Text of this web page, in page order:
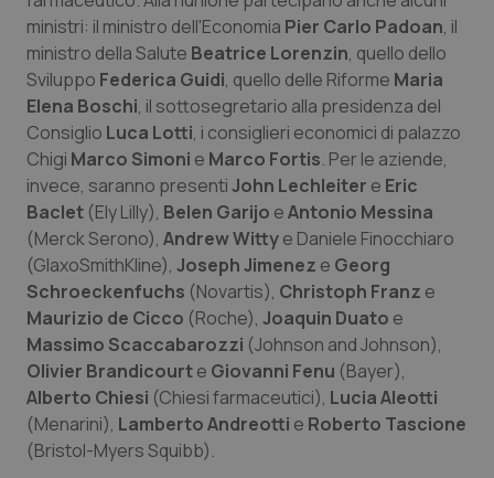
Emilia-Romagna
Friuli Venezia Giulia
Lazio
Liguria
Lombardia
Marche
Molise
Piemonte
Colesterolo & coronaropatie
Dermatite Atopica
Diabete & glucometri
Disturbi dell’umore
Dolore
Donna & Salute
Epatiti
HIV
ministri: il ministro dell'Economia Pier Carlo Padoan, il
ministro della Salute Beatrice Lorenzin, quello dello
Sviluppo Federica Guidi, quello delle Riforme Maria
Elena Boschi, il sottosegretario alla presidenza del
Consiglio Luca Lotti, i consiglieri economici di palazzo
Chigi Marco Simoni e Marco Fortis. Per le aziende,
invece, saranno presentiJohn Lechleiter e Eric
Baclet (Ely Lilly), Belen Garijo eAntonio Messina
(Merck Serono), Andrew Wittye Daniele Finocchiaro
(GlaxoSmithKline), Joseph Jimenez e Georg
Schroeckenfuchs (Novartis), Christoph Franz e
Maurizio de Cicco (Roche), Joaquin Duato e
Massimo Scaccabarozzi (Johnson and Johnson),
Olivier Brandicourte Giovanni Fenu (Bayer),
Alberto Chiesi (Chiesi farmaceutici), Lucia Aleotti
(Menarini), Lamberto Andreotti e Roberto Tascione
(Bristol-Myers Squibb).